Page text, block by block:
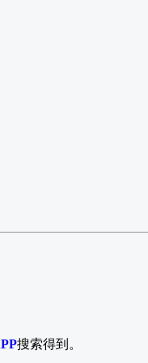
搜索得到。